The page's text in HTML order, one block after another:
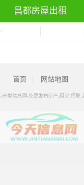
昌都房屋出租
首页 网站地图
类信息网-免费发布房产,租房,招聘,